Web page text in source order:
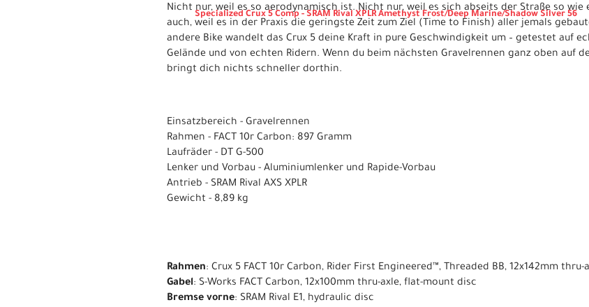
Specialized Crux 5 Comp - SRAM Rival XPLR Amethyst Frost/Deep Marine/Shadow Silver 56
Nicht nur, weil es so aerodynamisch ist. Nicht nur, weil es sich abseits der Straße so
auch, weil es in der Praxis die geringste Zeit zum Ziel (Time to Finish) aller jemals
andere Bike wandelt das Crux 5 deine Kraft in pure Geschwindigkeit um – getestet auf
Gelände und von echten Ridern. Wenn du beim nächsten Gravelrennen ganz oben auf
bringt dich nichts schneller dorthin.
Einsatzbereich - Gravelrennen
Rahmen - FACT 10r Carbon: 897 Gramm
Laufräder - DT G-500
Lenker und Vorbau - Aluminiumlenker und Rapide-Vorbau
Antrieb - SRAM Rival AXS XPLR
Gewicht - 8,89 kg
Rahmen: Crux 5 FACT 10r Carbon, Rider First Engineered™, Threaded BB, 12x142mm
Gabel: S-Works FACT Carbon, 12x100mm thru-axle, flat-mount disc
Bremse vorne: SRAM Rival E1, hydraulic disc